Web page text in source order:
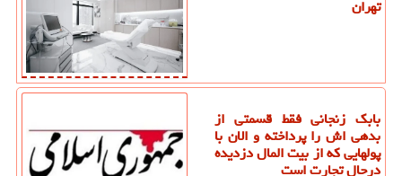
تهران
بابک زنجانی فقط قسمتی از
بدهی اش را پرداخته و الان با
پولهایی که از بیت المال دزدیده
درحال تجارت است